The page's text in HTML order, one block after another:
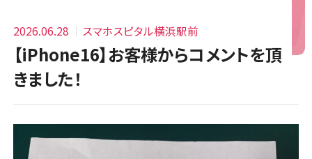
2026.06.28 スマホスピタル横浜駅前
【iPhone16】お客様からコメントを頂
きました！